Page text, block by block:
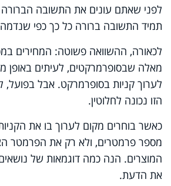
לפני שאתם עונים את התשובה
תמיד התשובה ברורה כל כך כפי
לכאורה, ההשוואה פשוטה: המחירים
מאלה שבסופרמרקטים, לעיתים באופן
לערוך קניות בסופרמרקט. אבל בפועל,
הזו נכונה לחלוטין.
כאשר בוחרים מקום לערוך בו את
מספר פרמטרים, ולא רק את הפרמטר
המוצרים. הנה כמה דוגמאות של
את הדעת.